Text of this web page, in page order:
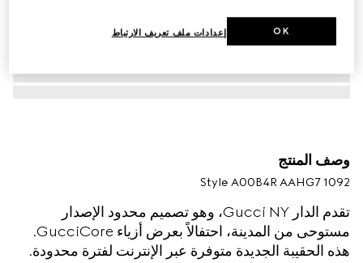
وصف المنتج
Style ‎A00B4R AAHG7 1092
تقدم الدار Gucci NY، وهو تصميم محدود الإصدار
مستوحى من المدينة، احتفالاً بعرض أزياء GucciCore.
هذه الحقيبة الجديدة متوفرة عبر الإنترنت لفترة محدودة.
إعدادات ملف تعريف الارتباط OK